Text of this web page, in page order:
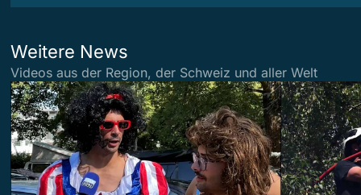
Weitere News
Videos aus der Region, der Schweiz und aller Welt